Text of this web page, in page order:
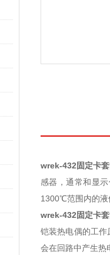
wrek-432固定卡
感器，通常和显
1300℃范围内的液
wrek-432固定卡
铠装热电偶的工
会在回路中产生热